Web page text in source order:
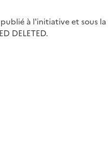
à l'initiative et sous la
DELETED.